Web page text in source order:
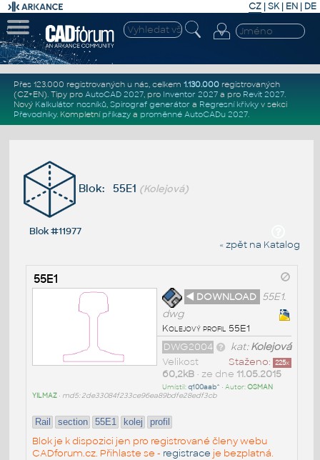
CZ | SK| EN | DE
Přes 123.000 registrovaných u nás, celkem 1.130.000registrovaných
(CZ+EN). Tipy pro AutoCAD 2027, pro Inventor 2027a pro Revit 2027.
Nový Kalkulátor nosníků, Spirograf generátor a Regresní křivkyv sekci
Převodníky. Kompletní příkazya proměnné AutoCADu 2027.
Blok: 55E1 (Kolejová)
Blok #11977
« zpět na Katalog
55E1
◄ DOWNLOAD 55E1.
dwg
Kolejový profil 55E1
kat:Kolejová
DWG2004
Staženo: 225x
Velikost
60,2kB• ze dne 11.05.2015
Umístil:q100aab^ • Autor:OSMAN
YILMAZ• md5: 2de33084f233ce96ea89bdfe28edf3cb
Rail section 55E1 kolej profil
Blok je k dispozici jen pro registrované členy webu
CADforum.cz. Přihlaste se - registrace je bezplatná.